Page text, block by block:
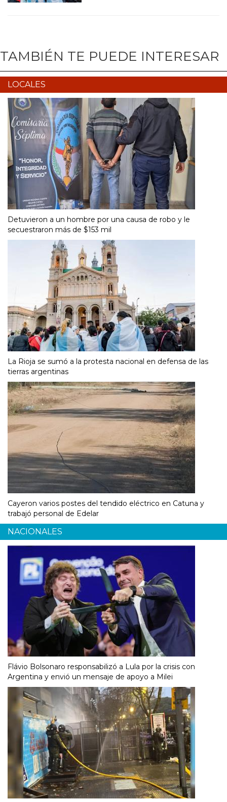
TAMBIÉN TE PUEDE INTERESAR
LOCALES
Detuvieron a un hombre por una causa de robo y le
secuestraron más de $153 mil
La Rioja se sumó a la protesta nacional en defensa de las
tierras argentinas
Cayeron varios postes del tendido eléctrico en Catuna y
trabajó personal de Edelar
NACIONALES
Flávio Bolsonaro responsabilizó a Lula por la crisis con
Argentina y envió un mensaje de apoyo a Milei